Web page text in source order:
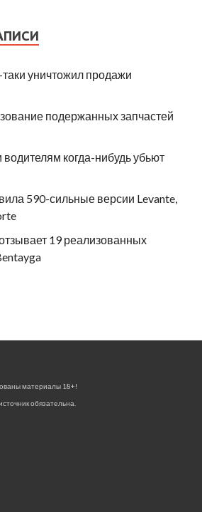
уничтожил продажи
подержанных запчастей
когда-нибудь убьют
590-сильные версии Levante,
19 реализованных
материалы 18+!
обязательна.